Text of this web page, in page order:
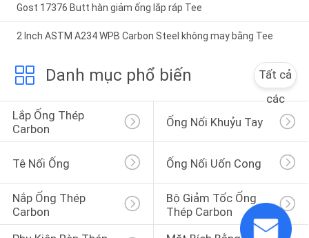
Gost 17376 Butt hàn giảm ống lắp ráp Tee
2 Inch ASTM A234 WPB Carbon Steel không may bằng Tee
Danh mục phổ biến
Tất cả
các
Lắp Ống Thép
Carbon
Ống Nối Khuỷu Tay
Tê Nối Ống Ống Nối Uốn Cong
Nắp Ống Thép
Carbon
Bộ Giảm Tốc Ống
Thép Carbon